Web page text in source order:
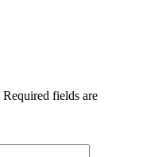
Required fields are